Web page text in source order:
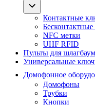
Контактные
NFC метки
UHF RFID
Пульты для
Универсальные
Домофонное
Домофоны
Трубки
Кнопки